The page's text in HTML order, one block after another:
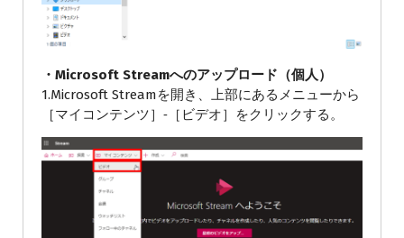
・Microsoft Streamへのアップロード（個人）
1.Microsoft Streamを開き、上部にあるメニューから
［マイコンテンツ］‐［ビデオ］をクリックする。